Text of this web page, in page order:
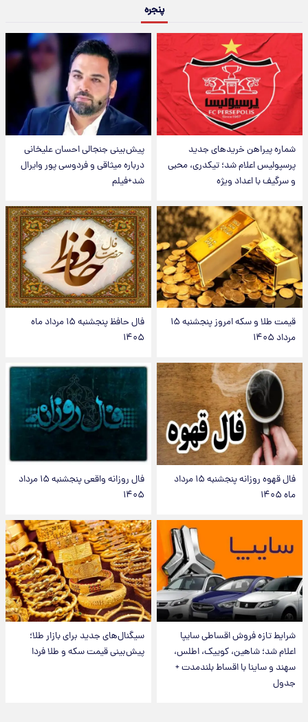
پنجره
شماره پیراهن خریدهای جدید
پرسپولیس اعلام شد؛ تیکدری، محبی
و سرگیف با اعداد ویژه
پیش‌بینی جنجالی احسان علیخانی
درباره میثاقی و فردوسی پور وایرال
شد+فیلم
قیمت طلا و سکه امروز پنجشنبه ۱۵
مرداد ۱۴۰۵
فال حافظ پنجشنبه ۱۵ مرداد ماه
۱۴۰۵
فال قهوه روزانه پنجشنبه ۱۵ مرداد
ماه ۱۴۰۵
فال روزانه واقعی پنجشنبه ۱۵ مرداد
۱۴۰۵
شرایط تازه فروش اقساطی سایپا
اعلام شد؛ شاهین، کوییک، اطلس،
سهند و ساینا با اقساط بلندمدت +
جدول
سیگنال‌های جدید برای بازار طلا؛
پیش‌بینی قیمت سکه و طلا فردا